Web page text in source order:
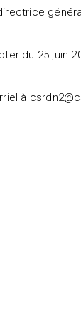
du 25 juin
à